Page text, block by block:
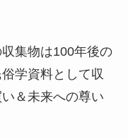
集物は100年後の
学資料として収
＆未来への尊い